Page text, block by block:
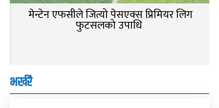
मेन्टेन एफसीले जित्यो पेसएक्स प्रिमियर लिग
फुटसलको उपाधि
भर्खरै